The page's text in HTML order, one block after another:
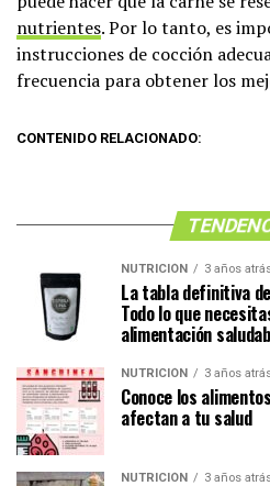
nutrientes. Por lo tanto, es
instrucciones de cocción
frecuencia para obtener los
CONTENIDO RELACIONADO:
NUTRICIÓN 3 años
La tabla definitiva
Todo lo que
alimentación
NUTRICIÓN 3 años
Conoce los
afectan a tu salud
NUTRICIÓN 3 años